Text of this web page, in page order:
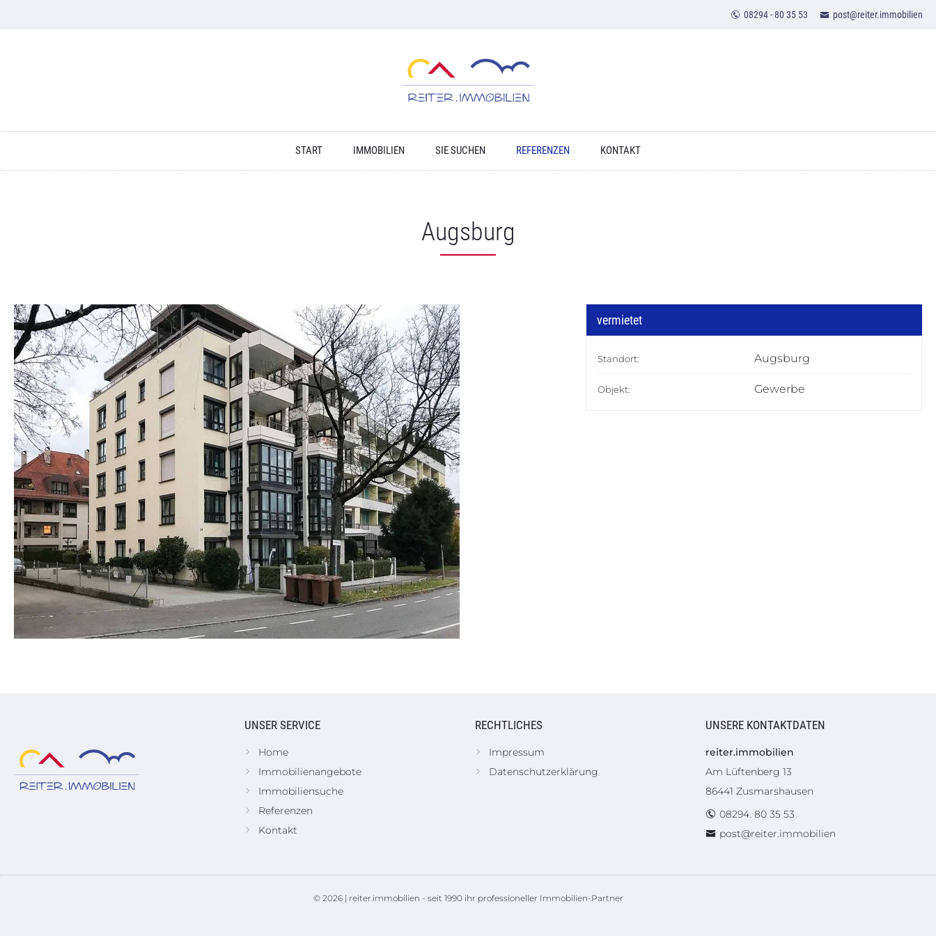
08294 - 80 35 53 post@reiter.immobilien
START IMMOBILIEN SIE SUCHEN REFERENZEN KONTAKT
Augsburg
vermietet
Standort: Augsburg
Objekt: Gewerbe
UNSER SERVICE
Home
Immobilienangebote
Immobiliensuche
Referenzen
Kontakt
RECHTLICHES
Impressum
Datenschutzerklärung
UNSERE KONTAKTDATEN
reiter.immobilien
Am Lüftenberg 13
86441 Zusmarshausen
08294. 80 35 53
post@reiter.immobilien
© 2026 | reiter.immobilien - seit 1990 ihr professioneller Immobilien-Partner